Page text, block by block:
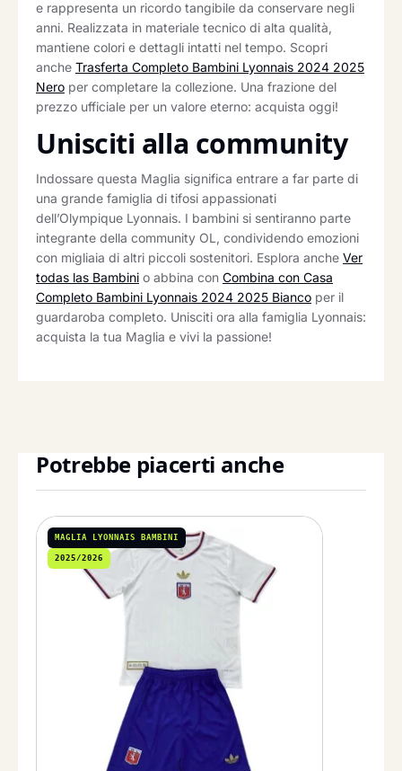
e rappresenta un ricordo tangibile da conservare negli
anni. Realizzata in materiale tecnico di alta qualità,
mantiene colori e dettagli intatti nel tempo. Scopri
anche Trasferta Completo Bambini Lyonnais 2024 2025
Nero per completare la collezione. Una frazione del
prezzo ufficiale per un valore eterno: acquista oggi!
Unisciti alla community
Indossare questa Maglia significa entrare a far parte di
una grande famiglia di tifosi appassionati
dell’Olympique Lyonnais. I bambini si sentiranno parte
integrante della community OL, condividendo emozioni
con migliaia di altri piccoli sostenitori. Esplora anche Ver
todas las Bambini o abbina con Combina con Casa
Completo Bambini Lyonnais 2024 2025 Bianco per il
guardaroba completo. Unisciti ora alla famiglia Lyonnais:
acquista la tua Maglia e vivi la passione!
Potrebbe piacerti anche
MAGLIA LYONNAIS BAMBINI
2025/2026